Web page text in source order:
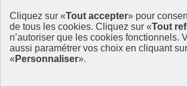
Cliquez sur «Tout accepter» pour
de tous les cookies. Cliquez sur «Tout
n’autoriser que les cookies fonctionnels.
aussi paramétrer vos choix en cliquant sur
« Personnaliser».
16 janvier 2018 - En France